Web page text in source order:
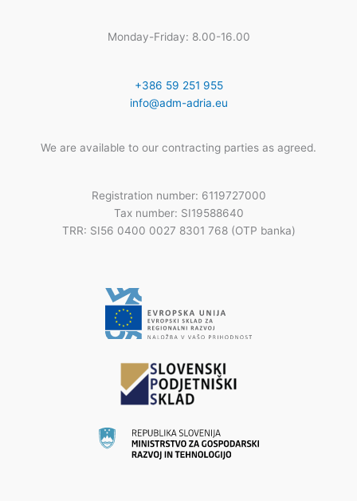
Monday-Friday: 8.00-16.00
+386 59 251 955
info@adm-adria.eu
We are available to our contracting parties as agreed.
Registration number: 6119727000
Tax number: SI19588640
TRR: SI56 0400 0027 8301 768 (OTP banka)